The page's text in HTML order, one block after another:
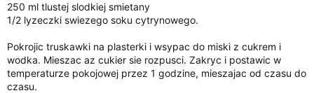
250 ml tlustej slodkiej smietany
1/2 lyzeczki swiezego soku cytrynowego.
Pokrojic truskawki na plasterki i wsypac do miski z cukrem i
wodka. Mieszac az cukier sie rozpusci. Zakryc i postawic w
temperaturze pokojowej przez 1 godzine, mieszajac od czasu do
czasu.